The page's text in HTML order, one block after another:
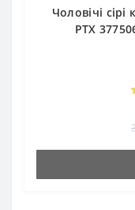
Чоловічі
PTX